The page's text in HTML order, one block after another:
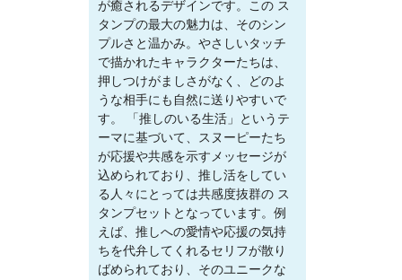
が癒されるデザインです。この ス
タンプの最大の魅力は、そのシン
プルさと温かみ。やさしいタッチ
で描かれたキャラクターたちは、
押しつけがましさがなく、どのよ
うな相手にも自然に送りやすいで
す。 「推しのいる生活」というテ
ーマに基づいて、スヌーピーたち
が応援や共感を示すメッセージが
込められており、推し活をしてい
る人々にとっては共感度抜群の ス
タンプセットとなっています。例
えば、推しへの愛情や応援の気持
ちを代弁してくれるセリフが散り
ばめられており、そのユニークな